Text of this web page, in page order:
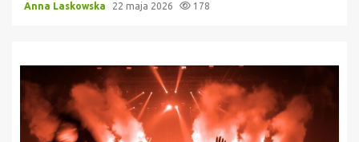
Anna Laskowska 22 maja 2026 178